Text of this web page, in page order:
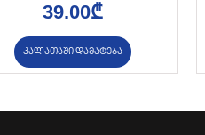
39.00₾
კალათაში დამატება